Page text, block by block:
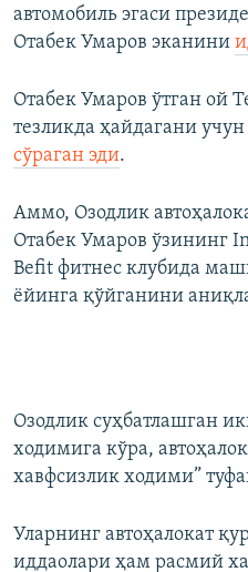
автомобиль эгаси
Отабек Умаров эканини
Отабек Умаров ўтган ой
тезликда ҳайдагани учун
сўраган эди.
Аммо, Озодлик
Отабек Умаров ўзининг
Befit фитнес клубида
ёйинга қўйганини
Озодлик суҳбатлашган
ходимига кўра,
хавфсизлик ходими”
Уларнинг автоҳалокат
иддаолари ҳам расмий